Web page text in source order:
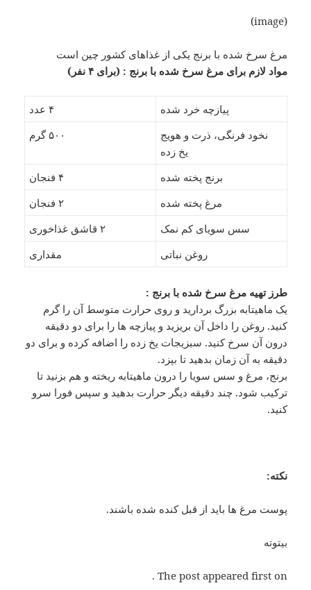
(image)
مرغ سرخ شده با برنج یکی از غذاهای کشور چین است
مواد لازم برای مرغ سرخ شده با برنج : (برای ۴ نفر)
پیازچه خرد شده
نخود فرنگی، ذرت و هویج
یخ زده
برنج پخته شده
۴ فنجان
مرغ پخته شده
۲ فنجان
سس سویای کم نمک
۲ قاشق غذاخوری
روغن نباتی
مقداری
طرز تهیه مرغ سرخ شده با برنج :
یک ماهیتابه بزرگ بردارید و روی حرارت متوسط آن را گرم
کنید. روغن را داخل آن بریزید و پیازچه ها را برای دو دقیقه
درون آن سرخ کنید. سبزیجات یخ زده را اضافه کرده و برای دو
دقیقه به آن زمان بدهید تا بپزد.
برنج، مرغ و سس سویا را درون ماهیتابه ریخته و هم بزنید تا
ترکیب شود. چند دقیقه دیگر حرارت بدهید و سپس فورا سرو
کنید.
نکته:
پوست مرغ ها باید از قبل کنده شده باشند.
بیتوته
The post appeared first on .